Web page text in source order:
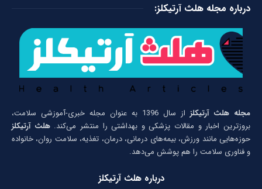
درباره مجله هلث آرتیکلز:
مجله هلث آرتیکلز
از سال 1396 به عنوان مجله خبری-آموزشی سلامت،
بروزترین اخبار و مقالات پزشکی و بهداشتی را منتشر می‌کند.هلث آرتیکلز
حوزه‌هایی مانند ورزش، بیمه‌های درمانی، درمان، تغذیه، سلامت روان، خانواده
و فناوری سلامت را هم پوشش می‌دهد.
درباره هلث آرتیکلز